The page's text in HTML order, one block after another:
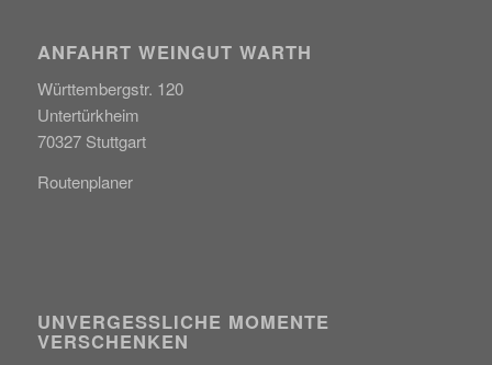
ANFAHRT WEINGUT WARTH
Württembergstr. 120
Untertürkheim
70327 Stuttgart
Routenplaner
UNVERGESSLICHE MOMENTE
VERSCHENKEN